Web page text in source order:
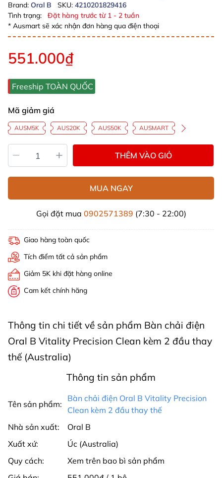
Brand: Oral B SKU: 4210201829416
Tình trạng:
Đặt hàng trước từ 1 - 2 tuần
* Ausmart sẽ xác nhận đơn hàng qua điện thoại
551.000₫
Freeship TOÀN QUỐC
Mã giảm giá
AUSM5K AUS20K AUS50K AUSMART
THÊM VÀO GIỎ
MUA NGAY
Gọi đặt mua 0902571389 (7:30 - 22:00)
Giao hàng toàn quốc
Tích điểm tất cả sản phẩm
Giảm 5K khi đặt hàng online
Cam kết chính hãng
Thông tin chi tiết về sản phẩm Bàn chải điện
Oral B Vitality Precision Clean kèm 2 đầu thay
thế (Australia)
Thông tin sản phẩm
Tên sản phẩm:
Bàn chải điện Oral B Vitality Precision
Clean kèm 2 đầu thay thế
Nhà sản xuất:
Oral B
Xuất xứ:
Úc (Australia)
Quy cách:
Xem trên bao bì sản phẩm